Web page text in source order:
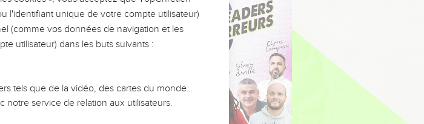
Mais on voit
que ce sont
erreurs
que leurs erreurs
ou une famille,
l'identifiant unique de votre compte utilisateur)
(comme vos données de navigation et les
utilisateur) dans les buts suivants :
tels que de la vidéo, des cartes du monde…
service de relation aux utilisateurs.